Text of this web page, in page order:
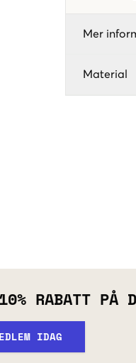
Mer
Material
RABATT PÅ
IDAG